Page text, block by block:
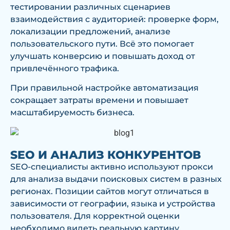
тестировании различных сценариев
взаимодействия с аудиторией: проверке форм,
локализации предложений, анализе
пользовательского пути. Всё это помогает
улучшать конверсию и повышать доход от
привлечённого трафика.
При правильной настройке автоматизация
сокращает затраты времени и повышает
масштабируемость бизнеса.
SEO И АНАЛИЗ КОНКУРЕНТОВ
SEO-специалисты активно используют прокси
для анализа выдачи поисковых систем в разных
регионах. Позиции сайтов могут отличаться в
зависимости от географии, языка и устройства
пользователя. Для корректной оценки
необходимо видеть реальную картину.